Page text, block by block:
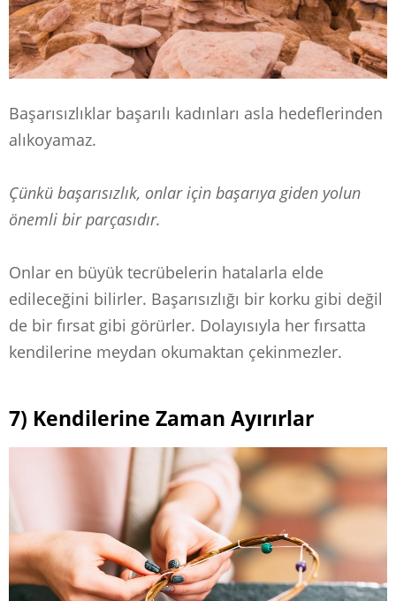
Başarısızlıklar başarılı kadınları asla hedeflerinden
alıkoyamaz.
Çünkü başarısızlık, onlar için başarıya giden yolun
önemli bir parçasıdır.
Onlar en büyük tecrübelerin hatalarla elde
edileceğini bilirler. Başarısızlığı bir korku gibi değil
de bir fırsat gibi görürler. Dolayısıyla her fırsatta
kendilerine meydan okumaktan çekinmezler.
7) Kendilerine Zaman Ayırırlar